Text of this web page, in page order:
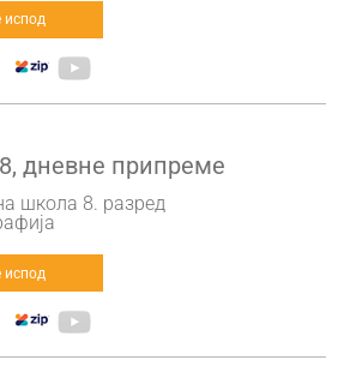
испод
дневне припреме
школа 8. разред
испод